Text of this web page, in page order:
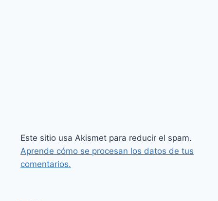
Este sitio usa Akismet para reducir el spam.
Aprende cómo se procesan los datos de tus
comentarios.